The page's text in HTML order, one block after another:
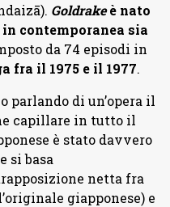
Goldrakeè nato
contemporanea sia
da 74 episodi in
fra il 1975 e il 1977.
parlando di un’opera il
capillare in tutto il
è stato davvero
si basa
netta fra
giapponese) e